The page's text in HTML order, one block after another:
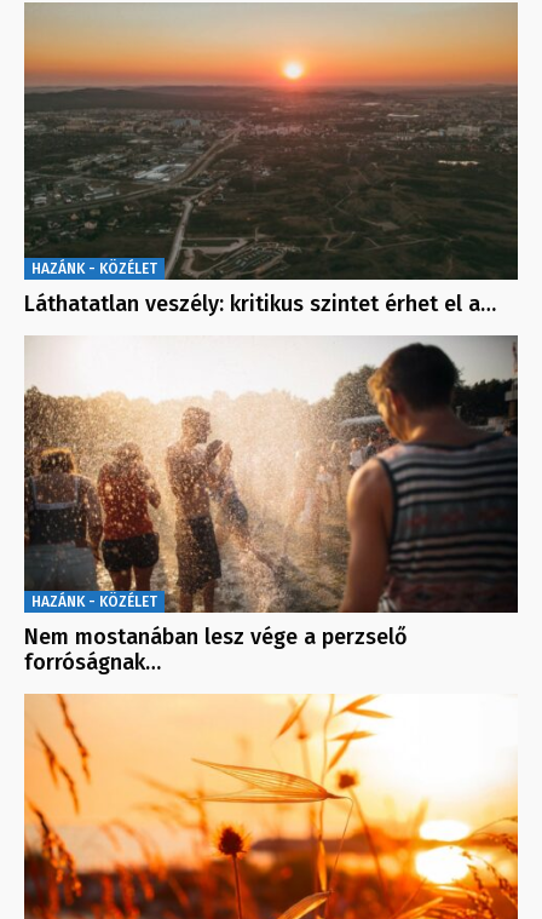
HAZÁNK - KÖZÉLET
Láthatatlan veszély: kritikus szintet érhet el a…
HAZÁNK - KÖZÉLET
Nem mostanában lesz vége a perzselő
forróságnak…